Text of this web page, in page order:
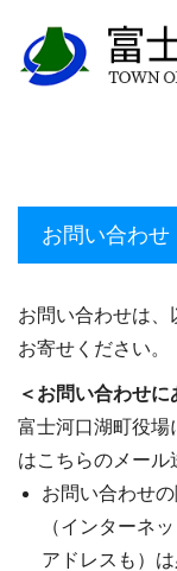
お問い合わせ
お問い合わせは、
お寄せください。
＜お問い合わせ
富士河口湖町役場
はこちらのメール
お問い合わせ
（インターネ
アドレスも）